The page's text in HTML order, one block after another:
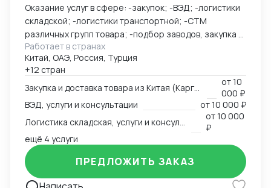
Оказание услуг в сфере: -закупок; -ВЭД; -логистики
складской; -логистики транспортной; -СТМ
различных групп товара; -подбор заводов, закупка и
доставка товара из Китая (КАРГО и Белый ввоз)
Страны с которыми работаю по сей день: Европа,
США, ОАЭ, Турция, Китай, СНГ
Работает в странах
Китай, ОАЭ, Россия, Турция
+12 стран
от10
000 ₽
ВЭД, услуги и консультации
от10 000 ₽
от10 000
₽
ещё 4 услуги
ПРЕДЛОЖИТЬ ЗАКАЗ